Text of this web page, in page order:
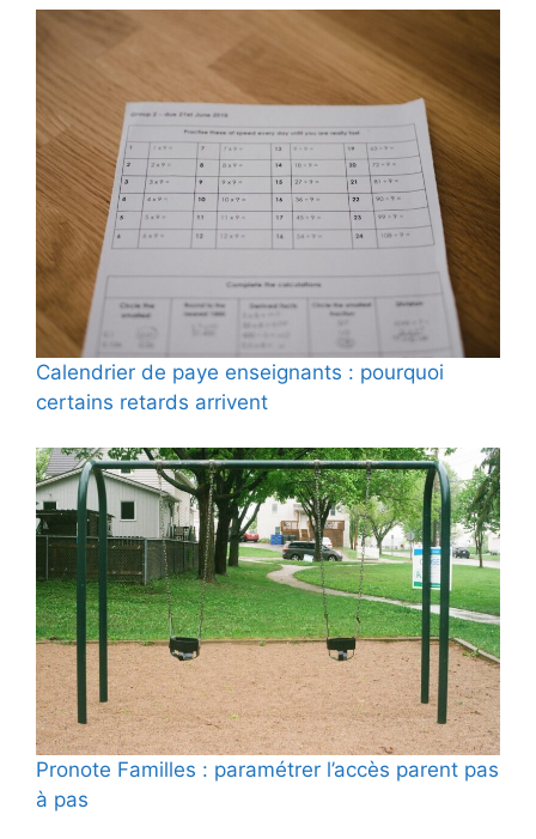
Calendrier de paye enseignants : pourquoi
certains retards arrivent
Pronote Familles : paramétrer l’accès parent pas
à pas